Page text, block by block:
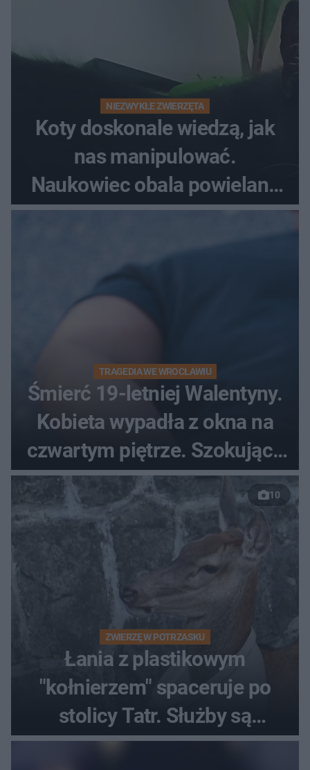
NIEZWYKŁE ZWIERZĘTA
Koty doskonale wiedzą, jak
nas manipulować.
Naukowiec obala powielane
od lat mity na ich temat
TRAGEDIA WE WROCŁAWIU
Śmierć 19-letniej Walentyny.
Kobieta wypadła z okna na
czwartym piętrze. Szokujące
nagranie trafiło do sieci
10
ZWIERZĘ W POTRZASKU
Łania z plastikowym
"kołnierzem" spaceruje po
stolicy Tatr. Służby są
bezradne